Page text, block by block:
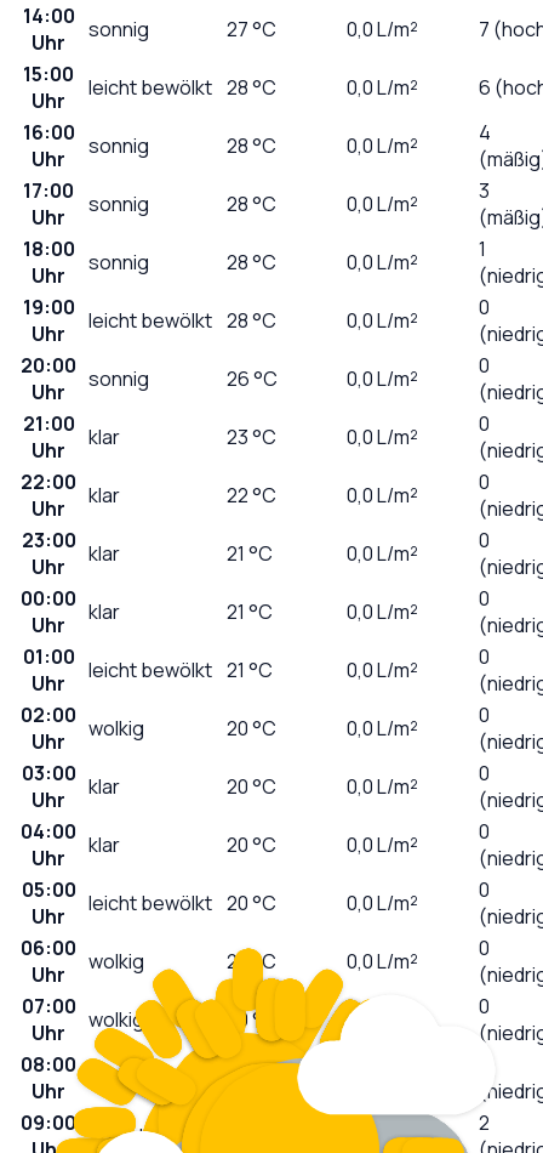
14:00
Uhr
sonnig 27°C 0,0L/m²
7
15:00
Uhr
leicht bewölkt 28°C 0,0L/m²
6
16:00
Uhr
sonnig 28°C 0,0L/m²
4
17:00
Uhr
sonnig 28°C 0,0L/m²
3
18:00
Uhr
sonnig 28°C 0,0L/m²
1
19:00
Uhr
leicht bewölkt 28°C 0,0L/m²
0
20:00
Uhr
sonnig 26°C 0,0L/m²
0
21:00
Uhr
klar 23°C 0,0L/m²
0
22:00
Uhr
klar 22°C 0,0L/m²
0
23:00
Uhr
klar 21 °C 0,0L/m²
0
00:00
Uhr
klar 21 °C 0,0L/m²
0
01:00
Uhr
leicht bewölkt 21 °C 0,0L/m²
0
02:00
Uhr
wolkig 20°C 0,0L/m²
0
03:00
Uhr
klar 20°C 0,0L/m²
0
04:00
Uhr
klar 20°C 0,0L/m²
0
05:00
Uhr
leicht bewölkt 20°C 0,0L/m²
0
06:00
Uhr
wolkig 20 °C 0,0L/m²
0
07:00
Uhr
wolkig 20°C 0,0
0
08:00
Uhr
wolkig 23
09:00 stark bewölkt L/m²
2